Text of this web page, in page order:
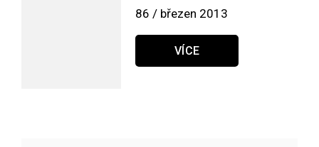
86 / březen 2013
VÍCE